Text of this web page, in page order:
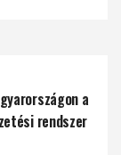
a
rendszer